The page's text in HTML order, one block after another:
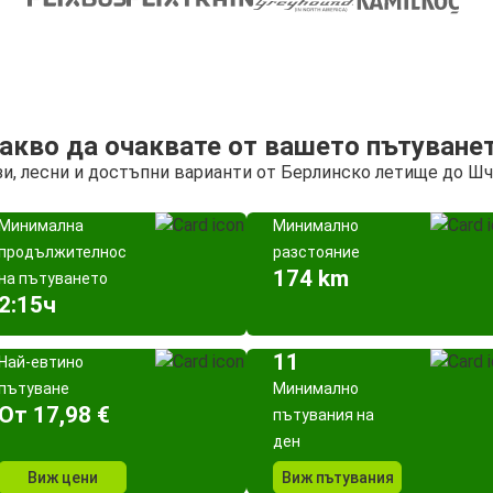
да очаквате от вашето
лесни и достъпни варианти от Берлинско летище до
Минимална
пътуването
2:15ч
Минимално
разстояние
174 km
Най-евтино
Oт 17,98 €
Виж цени
11
Минимално
пътувания на
ден
Виж пътувания